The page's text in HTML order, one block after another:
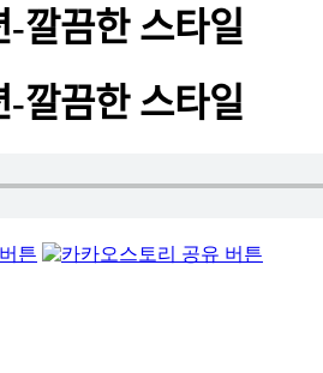
스타일
스타일